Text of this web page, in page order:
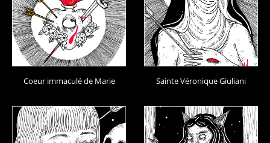
Coeur immaculé de Marie Sainte Véronique Giuliani